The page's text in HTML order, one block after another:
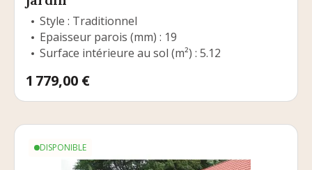
Style : Traditionnel
Epaisseur parois (mm) : 19
Surface intérieure au sol (m²) : 5.12
Prix
1 779,00 €
DISPONIBLE